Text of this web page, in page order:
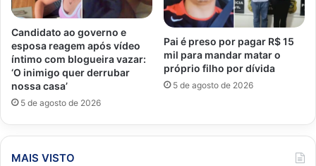
Candidato ao governo e
esposa reagem após vídeo
íntimo com blogueira vazar:
‘O inimigo quer derrubar
nossa casa’
5 de agosto de 2026
Pai é preso por pagar R$ 15
mil para mandar matar o
próprio filho por dívida
5 de agosto de 2026
MAIS VISTO